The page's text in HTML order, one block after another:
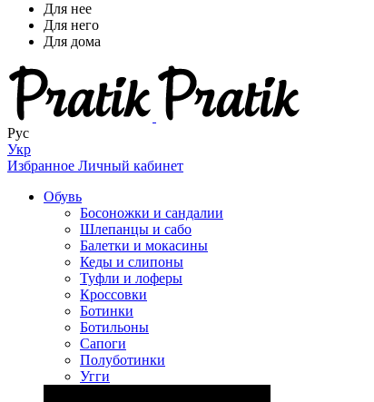
Для нее
Для него
Для дома
Рус
Укр
Избранное Личный кабинет
Обувь
Босоножки и сандалии
Шлепанцы и сабо
Балетки и мокасины
Кеды и слипоны
Туфли и лоферы
Кроссовки
Ботинки
Ботильоны
Сапоги
Полуботинки
Угги